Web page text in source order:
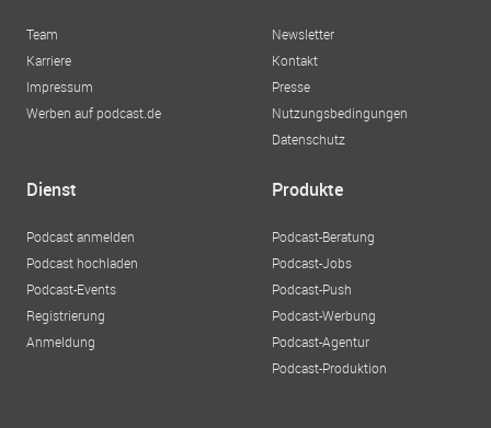
Team
Karriere
Impressum
Werben auf podcast.de
Newsletter
Kontakt
Presse
Nutzungsbedingungen
Datenschutz
Dienst
Podcast anmelden
Podcast hochladen
Podcast-Events
Registrierung
Anmeldung
Produkte
Podcast-Beratung
Podcast-Jobs
Podcast-Push
Podcast-Werbung
Podcast-Agentur
Podcast-Produktion